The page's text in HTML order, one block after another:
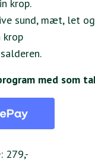
krop.
sund, mæt, let
med som
279,-